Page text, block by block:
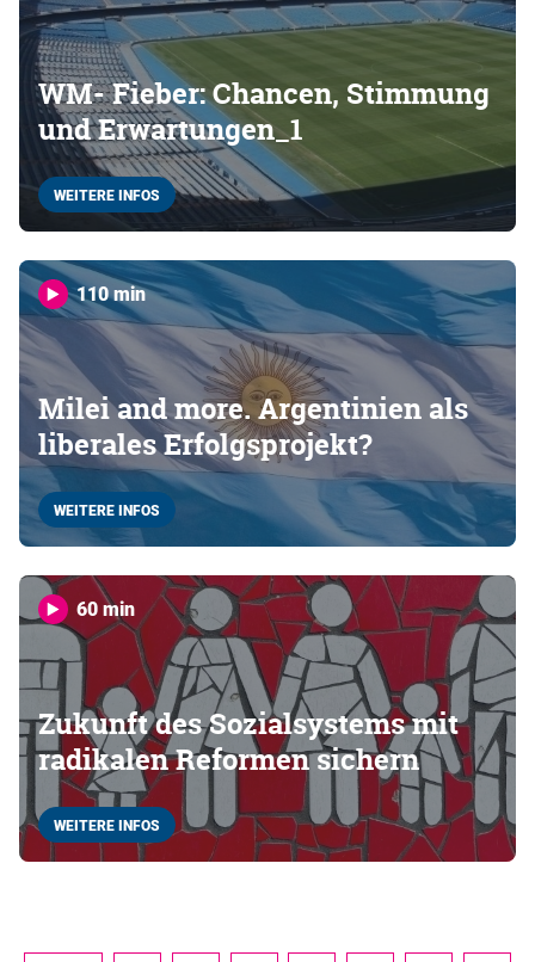
WM- Fieber: Chancen, Stimmung
und Erwartungen_1
WEITERE INFOS
110 min
Milei and more. Argentinien als
liberales Erfolgsprojekt?
WEITERE INFOS
60 min
Zukunft des Sozialsystems mit
radikalen Reformen sichern
WEITERE INFOS